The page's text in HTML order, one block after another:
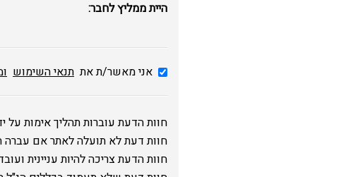
היית ממליץ לחבר:
אני מאשר/ת את תנאי השימוש
חוות הדעת עוברות תהליך אימות על
חוות דעת לא תועלה לאתר אם עברה
חוות הדעת צריכה להיות עניינית